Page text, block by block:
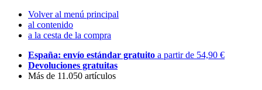
Volver al menú principal
al contenido
a la cesta de la compra
España: envío estándar gratuito a partir de 54,90 €
Devoluciones gratuitas
Más de 11.050 artículos